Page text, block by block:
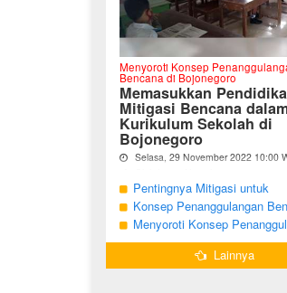
Menyoroti Konsep
Bencana di Bojonegoro
Memasukkan
Mitigasi Bencana
Kurikulum Sekolah di
Bojonegoro
Selasa, 29 November 2022 10:00
"Berdasarkan Undang-undang
Tahun 2007, tentang
Bencana, Pemerintah dan
Daerah menjadi penanggung
dalam penyelenggaraan
penanggulangan bencana. ...
Pentingnya Mitigasi untuk
Mengurangi Risiko Bencana
Bojonegoro
Konsep Penanggulangan
Bojonegoro Masih
Tanggap Darurat
Menyoroti Konsep
Bencana di Kabupaten
Lainnya